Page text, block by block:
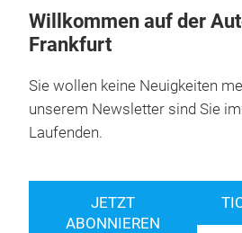
Willkommen auf der
Frankfurt
Sie wollen keine Neuigkeiten
unserem Newsletter sind Sie
Laufenden.
JETZT
ABONNIEREN